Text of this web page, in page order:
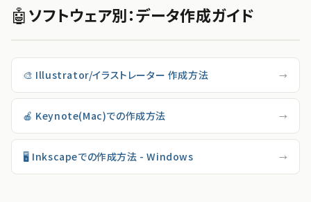
🤖ソフトウェア別：データ作成ガイド
🎨 Illustrator/イラストレーター 作成方法 →
🍎 Keynote(Mac)での作成方法 →
🖥 Inkscapeでの作成方法 - Windows →